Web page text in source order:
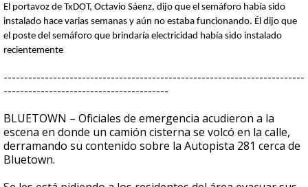
El portavoz de TxDOT, Octavio Sáenz, dijo que el semáforo había sido
instalado hace varias semanas y aún no estaba funcionando. Él dijo que
el poste del semáforo que brindaría electricidad había sido instalado
recientemente
-------------------------------------------------------------------------
----------------------------------------
BLUETOWN – Oficiales de emergencia acudieron a la
escena en donde un camión cisterna se volcó en la calle,
derramando su contenido sobre la Autopista 281 cerca de
Bluetown.